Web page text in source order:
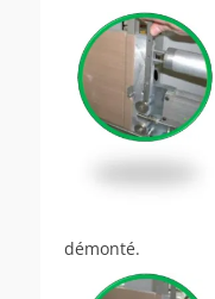
démonté.